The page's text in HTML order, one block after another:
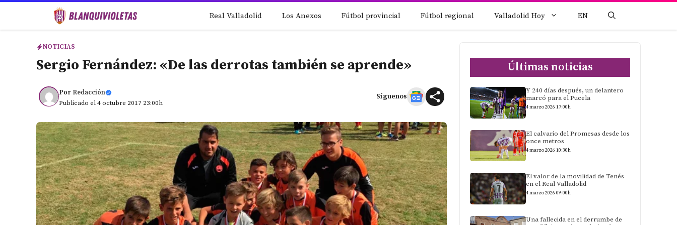
Real Valladolid Los Anexos Fútbol provincial Fútbol regional Valladolid Hoy EN
NOTICIAS
Sergio Fernández: «De las derrotas también se aprende»
Por Redacción
Publicado el 4 octubre 2017 23:00h
Síguenos
Últimas noticias
Y 240 días después, un delantero
marcó para el Pucela
4 marzo 2026 17:00h
El calvario del Promesas desde los
once metros
4 marzo 2026 10:30h
El valor de la movilidad de Tenés
en el Real Valladolid
4 marzo 2026 09:00h
Una fallecida en el derrumbe de